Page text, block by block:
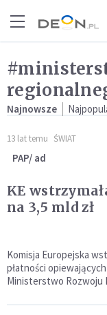
Najnowsze
13 lat temu ŚWIAT
PAP/ ad
KE
na 3,5 mld zł
Komisja Europejska
płatności
Ministerstwo Rozwoju